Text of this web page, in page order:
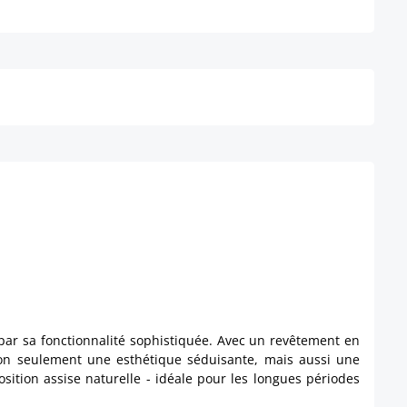
sa fonctionnalité sophistiquée. Avec un revêtement en
une esthétique séduisante, mais aussi une
assise naturelle - idéale pour les longues périodes